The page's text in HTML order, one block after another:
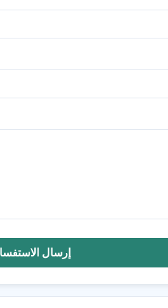
إرسال